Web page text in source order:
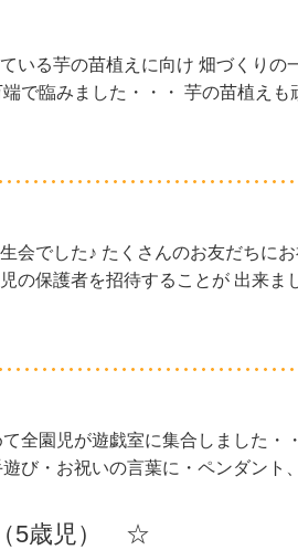
いる芋の苗植えに向け 畑づくりの
で臨みました・・・ 芋の苗植え
会でした♪ たくさんのお友だちに
の保護者を招待することが 出来ま
全園児が遊戯室に集合しました・
び・お祝いの言葉に・ペンダント
5歳児） ☆